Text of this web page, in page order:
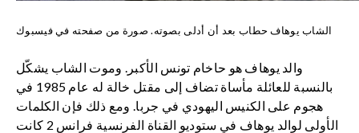
الشاب يوهاف حطاب بعد أن أدلى بصوته. صورة من صفحته في فيسبوك
والد يوهاف هو حاخام تونس الأكبر. وموت الشاب يشكّل
بالنسبة للعائلة مأساة تضاف إلى مقتل خالة له عام 1985 في
هجوم على الكنيس اليهودي في جربا. ومع ذلك فإن الكلمات
الأولى لوالد يوهاف في ستوديو القناة الفرنسية فرانس 2 كانت